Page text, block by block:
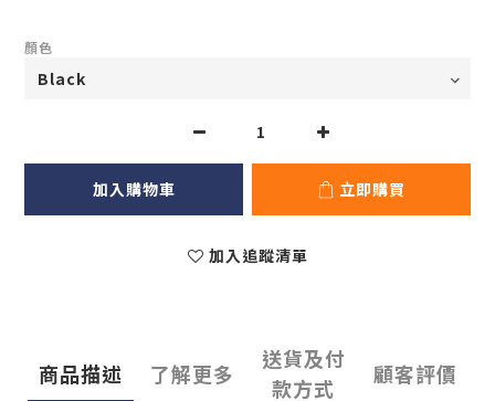
顏色
加入購物車 立即購買
加入追蹤清單
商品描述 了解更多
送貨及付
款方式
顧客評價